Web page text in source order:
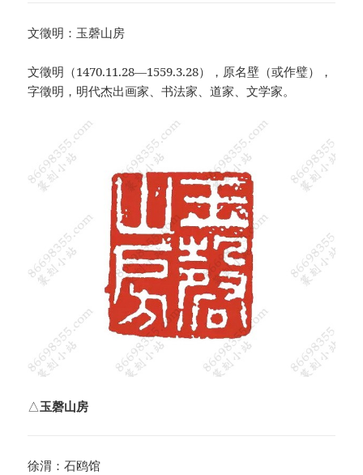
文徵明：玉磬山房
文徵明（1470.11.28—1559.3.28），原名壁（或作璧），
字徵明，明代杰出画家、书法家、道家、文学家。
△玉磬山房
徐渭：石鸥馆